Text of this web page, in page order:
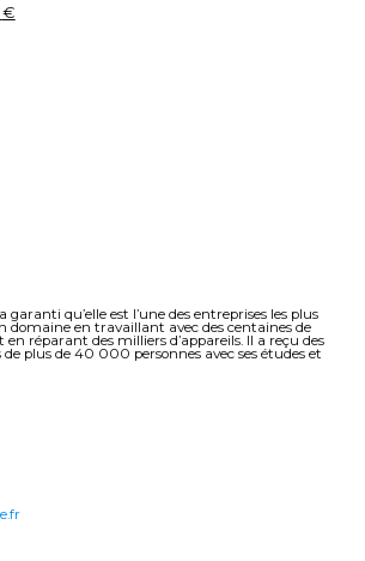
€
garanti qu’elle est l’une des entreprises les plus
domaine en travaillant avec des centaines de
réparant des milliers d’appareils. Il a reçu des
plus de 40 000 personnes avec ses études et